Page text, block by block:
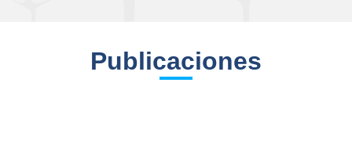
Publicaciones